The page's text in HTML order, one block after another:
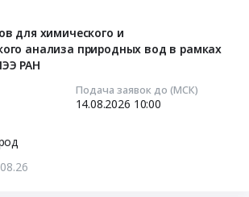
для химического и
анализа природных вод в рамках
РАН
Подача заявок до (МСК)
14.08.2026 10:00